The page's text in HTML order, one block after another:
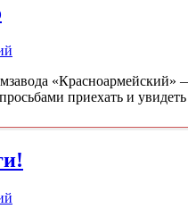
приехать и